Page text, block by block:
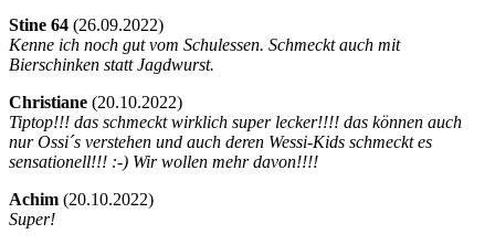
Stine 64 (26.09.2022)
Kenne ich noch gut vom Schulessen. Schmeckt auch mit
Bierschinken statt Jagdwurst.
Christiane (20.10.2022)
Tiptop!!! das schmeckt wirklich super lecker!!!! das können auch
nur Ossi´s verstehen und auch deren Wessi-Kids schmeckt es
sensationell!!! :-) Wir wollen mehr davon!!!!
Achim (20.10.2022)
Super!